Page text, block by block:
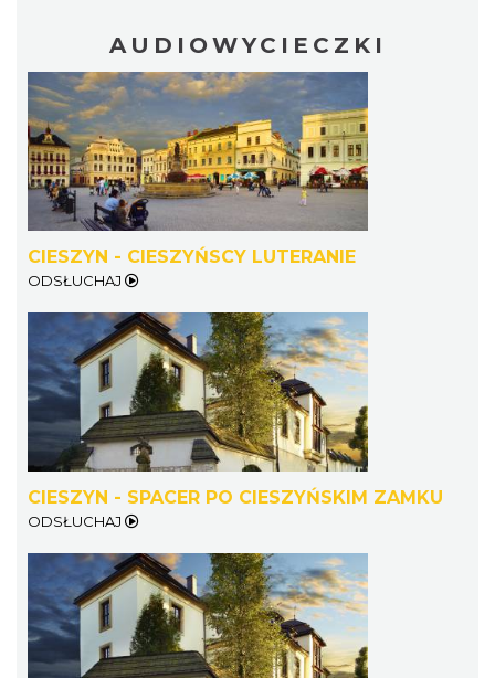
Cieszyn
2026-08-08
0.29 km
Patroni cieszyńskich ulic - wystawa
Cieszyn
2026-07-03
0.29 km
Ślad. Litera. Piksel. Wystawa z okazji 30-
AUDIOWYCIECZKI
CIESZYN - CIESZYŃSCY LUTERANIE
ODSŁUCHAJ
CIESZYN - SPACER PO CIESZYŃSKIM ZAMKU
ODSŁUCHAJ